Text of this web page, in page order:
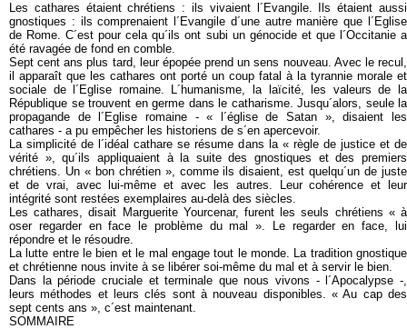
Les cathares étaient chrétiens : ils vivaient l´Evangile. Ils étaient aussi
gnostiques : ils comprenaient l´Evangile d´une autre manière que l´Eglise
de Rome. C´est pour cela qu´ils ont subi un génocide et que l´Occitanie a
été ravagée de fond en comble.
Sept cent ans plus tard, leur épopée prend un sens nouveau. Avec le recul,
il apparaît que les cathares ont porté un coup fatal à la tyrannie morale et
sociale de l´Eglise romaine. L´humanisme, la laïcité, les valeurs de la
République se trouvent en germe dans le catharisme. Jusqu´alors, seule la
propagande de l´Eglise romaine - « l´église de Satan », disaient les
cathares - a pu empêcher les historiens de s´en apercevoir.
La simplicité de l´idéal cathare se résume dans la « règle de justice et de
vérité », qu´ils appliquaient à la suite des gnostiques et des premiers
chrétiens. Un « bon chrétien », comme ils disaient, est quelqu´un de juste
et de vrai, avec lui-même et avec les autres. Leur cohérence et leur
intégrité sont restées exemplaires au-delà des siècles.
Les cathares, disait Marguerite Yourcenar, furent les seuls chrétiens « à
oser regarder en face le problème du mal ». Le regarder en face, lui
répondre et le résoudre.
La lutte entre le bien et le mal engage tout le monde. La tradition gnostique
et chrétienne nous invite à se libérer soi-même du mal et à servir le bien.
Dans la période cruciale et terminale que nous vivons - l´Apocalypse -,
leurs méthodes et leurs clés sont à nouveau disponibles. « Au cap des
sept cents ans », c´est maintenant.
SOMMAIRE